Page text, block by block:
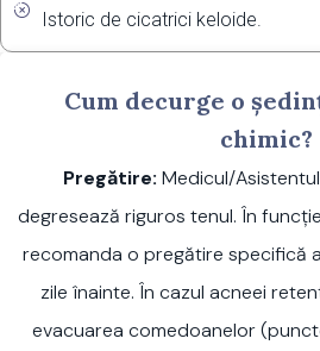
Istoric de cicatrici keloide.
Cum decurge o
chimic?
Pregătire: Medicul/
degresează riguros tenul. În
recomanda o pregătire specifică
zile înainte. În cazul acneei
evacuarea comedoanelor